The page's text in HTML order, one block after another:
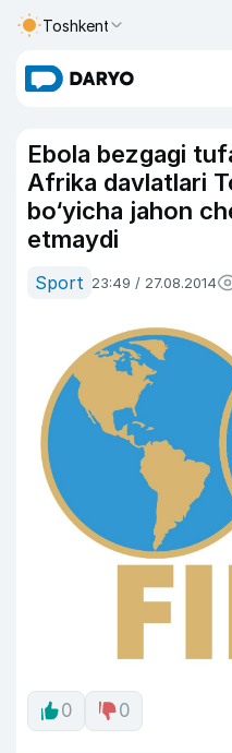
Toshkent
Ebola bezgagi
Afrika davlatlari
bo‘yicha jahon
etmaydi
Sport 23:49 / 27.08.2014
0 0